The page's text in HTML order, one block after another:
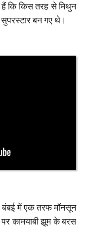
कि किस तरह से मिथुन
सुपरस्टार बन गए थे।
बंबई में एक तरफ मॉनसून
पर कामयाबी झूम के बरस